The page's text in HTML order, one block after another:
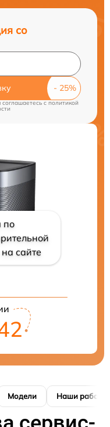
со
соглашаетесь cполитикой
по
сайте
Модели Наши работы